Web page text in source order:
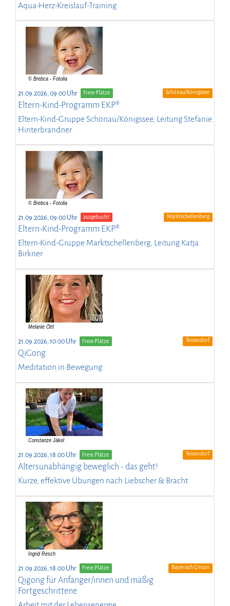
Aqua-Herz-Kreislauf-Training
21.09.2026, 09:00 Uhr Freie Plätze Schönau/Königssee
Eltern-Kind-Programm EKP®
Eltern-Kind-Gruppe Schönau/Königssee, Leitung Stefanie
Hinterbrandner
21.09.2026, 09:00 Uhr ausgebucht Marktschellenberg
Eltern-Kind-Programm EKP®
Eltern-Kind-Gruppe Marktschellenberg, Leitung Katja
Birkner
21.09.2026, 10:00 Uhr Freie Plätze Teisendorf
QiGong
Meditation in Bewegung
21.09.2026, 18:00 Uhr Freie Plätze Teisendorf
Altersunabhängig beweglich - das geht!
Kurze, effektive Übungen nach Liebscher & Bracht
21.09.2026, 18:00 Uhr Freie Plätze Bayerisch Gmain
Qigong für Anfänger/innen und mäßig
Fortgeschrittene